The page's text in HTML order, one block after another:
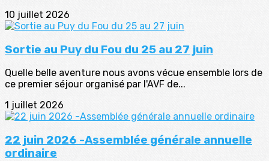
10 juillet 2026
Sortie au Puy du Fou du 25 au 27 juin
Quelle belle aventure nous avons vécue ensemble lors de
ce premier séjour organisé par l'AVF de...
1 juillet 2026
22 juin 2026 -Assemblée générale annuelle
ordinaire